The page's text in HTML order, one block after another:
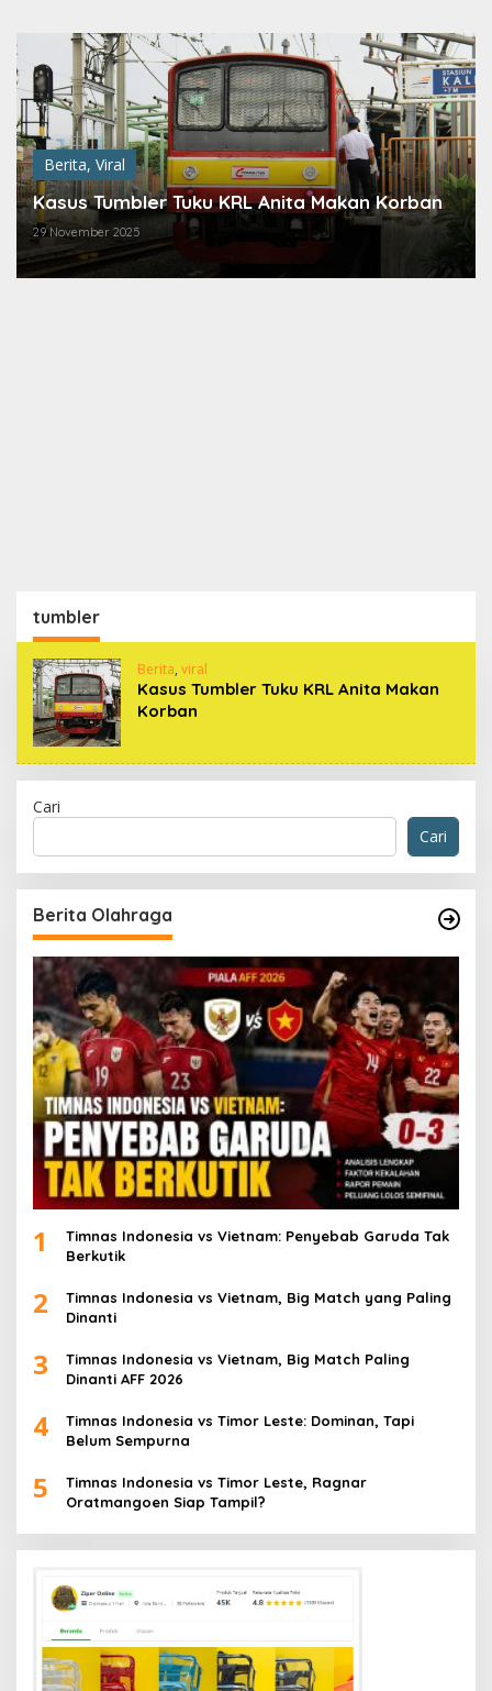
konten
Berita, Viral
Kasus Tumbler Tuku KRL Anita Makan Korban
29 November 2025
tumbler
Berita, viral
Kasus Tumbler Tuku KRL Anita Makan
Korban
Cari
Cari
Berita Olahraga
1
Timnas Indonesia vs Vietnam: Penyebab Garuda Tak
Berkutik
2
Timnas Indonesia vs Vietnam, Big Match yang Paling
Dinanti
3
Timnas Indonesia vs Vietnam, Big Match Paling
Dinanti AFF 2026
4
Timnas Indonesia vs Timor Leste: Dominan, Tapi
Belum Sempurna
5
Timnas Indonesia vs Timor Leste, Ragnar
Oratmangoen Siap Tampil?